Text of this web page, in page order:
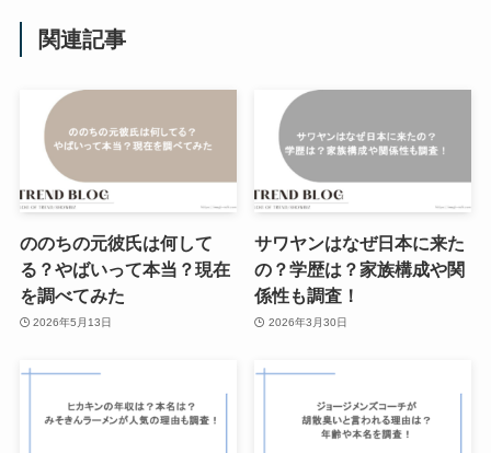
関連記事
ののちの元彼氏は何して
る？やばいって本当？現在
を調べてみた
2026年5月13日
サワヤンはなぜ日本に来た
の？学歴は？家族構成や関
係性も調査！
2026年3月30日